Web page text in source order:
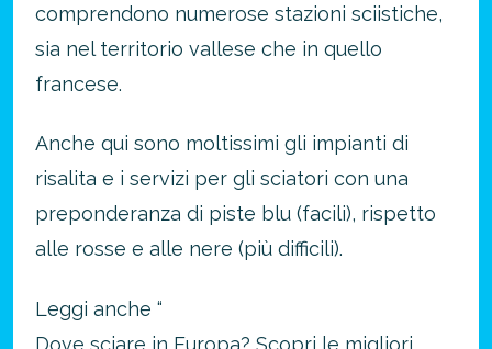
comprendono numerose stazioni sciistiche,
sia nel territorio vallese che in quello
francese.
Anche qui sono moltissimi gli impianti di
risalita e i servizi per gli sciatori con una
preponderanza di piste blu (facili), rispetto
alle rosse e alle nere (più difficili).
Leggi anche “
Dove sciare in Europa? Scopri le migliori